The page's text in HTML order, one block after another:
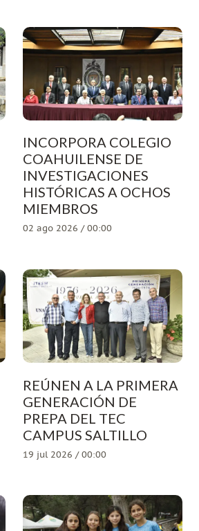
INCORPORA COLEGIO
COAHUILENSE DE
INVESTIGACIONES
HISTÓRICAS A OCHOS
MIEMBROS
02 ago 2026 / 00:00
REÚNEN A LA PRIMERA
GENERACIÓN DE
PREPA DEL TEC
CAMPUS SALTILLO
19 jul 2026 / 00:00